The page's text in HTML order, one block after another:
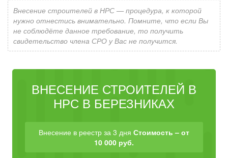
Внесение строителей в НРС — процедура, к которой
нужно отнестись внимательно. Помните, что если Вы
не соблюдёте данное требование, то получить
свидетельство члена СРО у Вас не получится.
ВНЕСЕНИЕ СТРОИТЕЛЕЙ В
НРС В БЕРЕЗНИКАХ
Внесение в реестр за 3 дня Стоимость – от
10 000 руб.